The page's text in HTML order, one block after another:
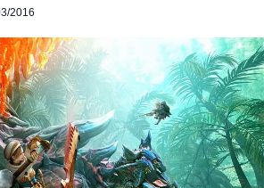
Nintendo Treehouse con sus
Capcom, habló al respecto en
2016